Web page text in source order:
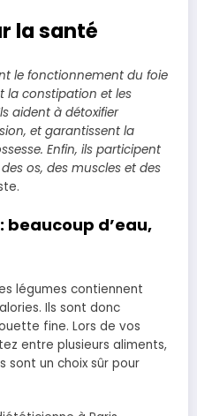
la santé
le fonctionnement du foie
la constipation et les
aident à détoxifier
et garantissent la
Enfin, ils participent
os, des muscles et des
beaucoup d’eau,
légumes contiennent
Ils sont donc
fine. Lors de vos
entre plusieurs aliments,
sont un choix sûr pour